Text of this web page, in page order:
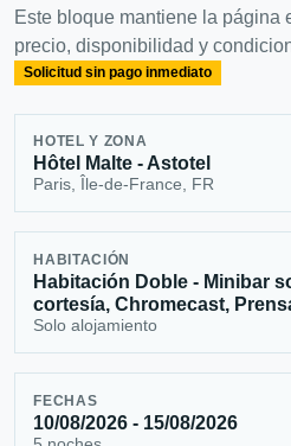
Este bloque mantiene la página
precio, disponibilidad y
Solicitud sin pago inmediato
HOTEL Y ZONA
Hôtel Malte - Astotel
Paris, Île-de-France, FR
HABITACIÓN
Habitación Doble - Minibar
cortesía, Chromecast,
Solo alojamiento
FECHAS
10/08/2026 - 15/08/2026